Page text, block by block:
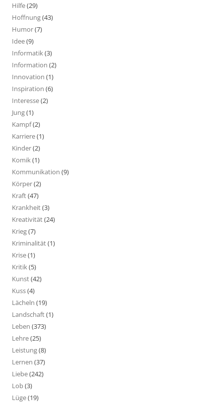
Hilfe(29)
Hoffnung(43)
Humor(7)
Idee(9)
Informatik(3)
Information (2)
Innovation (1)
Inspiration (6)
Interesse(2)
Jung(1)
Kampf(2)
Karriere(1)
Kinder(2)
Komik(1)
Kommunikation (9)
Körper(2)
Kraft(47)
Krankheit(3)
Kreativität(24)
Krieg(7)
Kriminalität(1)
Krise(1)
Kritik(5)
Kunst(42)
Kuss(4)
Lächeln (19)
Landschaft(1)
Leben (373)
Lehre(25)
Leistung(8)
Lernen (37)
Liebe(242)
Lob(3)
Lüge(19)